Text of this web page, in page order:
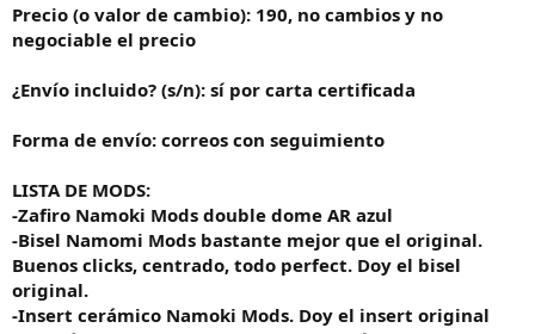
Precio (o valor de cambio): 190, no cambios y no
negociable el precio
¿Envío incluido? (s/n): sí por carta certificada
Forma de envío: correos con seguimiento
LISTA DE MODS:
-Zafiro Namoki Mods double dome AR azul
-Bisel Namomi Mods bastante mejor que el original.
Buenos clicks, centrado, todo perfect. Doy el bisel
original.
-Insert cerámico Namoki Mods. Doy el insert original